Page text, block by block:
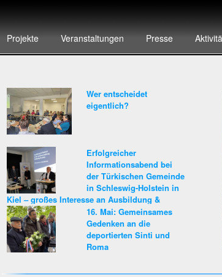
Projekte Veranstaltungen Presse
Wer entscheidet
eigentlich?
Erfolgreicher
Informationsabend bei
der Türkischen Gemeinde
in Schleswig-Holstein in
Kiel – großes Interesse an Ausbildung &
Karriere beim Land Schleswig-Holstein!
16. Mai: Gemeinsames
Gedenken an die
deportierten Sinti und
Roma